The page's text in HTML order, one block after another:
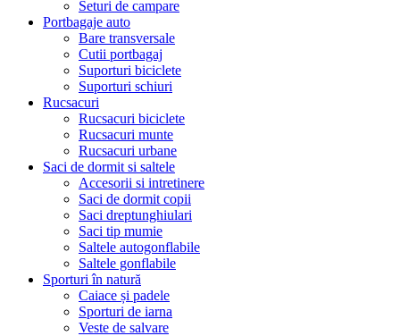
Seturi de campare
Portbagaje auto
Bare transversale
Cutii portbagaj
Suporturi biciclete
Suporturi schiuri
Rucsacuri
Rucsacuri biciclete
Rucsacuri munte
Rucsacuri urbane
Saci de dormit si saltele
Accesorii si intretinere
Saci de dormit copii
Saci dreptunghiulari
Saci tip mumie
Saltele autogonflabile
Saltele gonflabile
Sporturi în natură
Caiace și padele
Sporturi de iarna
Veste de salvare